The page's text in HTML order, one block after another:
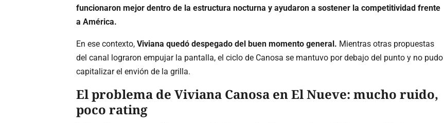
funcionaron mejor dentro de la estructura nocturna y ayudaron a sostener la competitividad frente
a América.
En ese contexto, Viviana quedó despegado del buen momento general. Mientras otras propuestas
del canal lograron empujar la pantalla, el ciclo de Canosa se mantuvo por debajo del punto y no pudo
capitalizar el envión de la grilla.
El problema de Viviana Canosa en El Nueve: mucho ruido,
poco rating